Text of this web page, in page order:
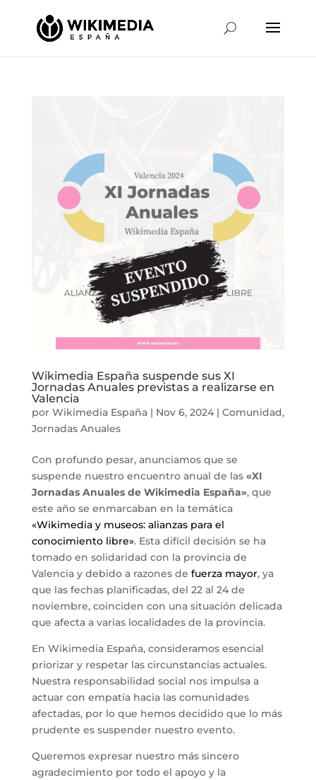
Wikimedia España suspende sus XI
Jornadas Anuales previstas a realizarse en
Valencia
por Wikimedia España| Nov 6, 2024| Comunidad,
Jornadas Anuales
Con profundo pesar, anunciamos que se
suspende nuestro encuentro anual de las «XI
Jornadas Anuales de Wikimedia España», que
este año se enmarcaban en la temática
«Wikimedia y museos: alianzas para el
conocimiento libre». Esta difícil decisión se ha
tomado en solidaridad con la provincia de
Valencia y debido a razones de fuerza mayor, ya
que las fechas planificadas, del 22 al 24 de
noviembre, coinciden con una situación delicada
que afecta a varias localidades de la provincia.
En Wikimedia España, consideramos esencial
priorizar y respetar las circunstancias actuales.
Nuestra responsabilidad social nos impulsa a
actuar con empatía hacia las comunidades
afectadas, por lo que hemos decidido que lo más
prudente es suspender nuestro evento.
Queremos expresar nuestro más sincero
agradecimiento por todo el apoyo y la